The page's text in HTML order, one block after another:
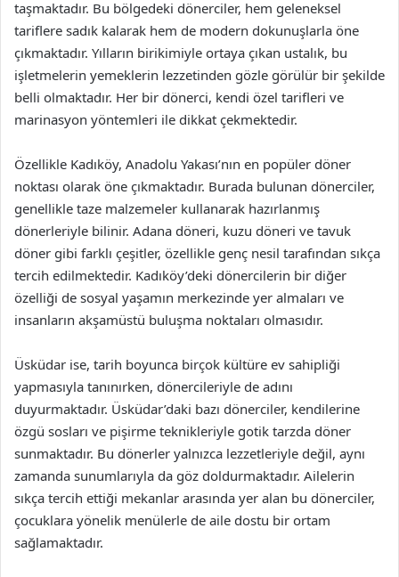
taşmaktadır. Bu bölgedeki dönerciler, hem geleneksel
tariflere sadık kalarak hem de modern dokunuşlarla öne
çıkmaktadır. Yılların birikimiyle ortaya çıkan ustalık, bu
işletmelerin yemeklerin lezzetinden gözle görülür bir şekilde
belli olmaktadır. Her bir dönerci, kendi özel tarifleri ve
marinasyon yöntemleri ile dikkat çekmektedir.
Özellikle Kadıköy, Anadolu Yakası’nın en popüler döner
noktası olarak öne çıkmaktadır. Burada bulunan dönerciler,
genellikle taze malzemeler kullanarak hazırlanmış
dönerleriyle bilinir. Adana döneri, kuzu döneri ve tavuk
döner gibi farklı çeşitler, özellikle genç nesil tarafından sıkça
tercih edilmektedir. Kadıköy’deki dönercilerin bir diğer
özelliği de sosyal yaşamın merkezinde yer almaları ve
insanların akşamüstü buluşma noktaları olmasıdır.
Üsküdar ise, tarih boyunca birçok kültüre ev sahipliği
yapmasıyla tanınırken, dönercileriyle de adını
duyurmaktadır. Üsküdar’daki bazı dönerciler, kendilerine
özgü sosları ve pişirme teknikleriyle gotik tarzda döner
sunmaktadır. Bu dönerler yalnızca lezzetleriyle değil, aynı
zamanda sunumlarıyla da göz doldurmaktadır. Ailelerin
sıkça tercih ettiği mekanlar arasında yer alan bu dönerciler,
çocuklara yönelik menülerle de aile dostu bir ortam
sağlamaktadır.